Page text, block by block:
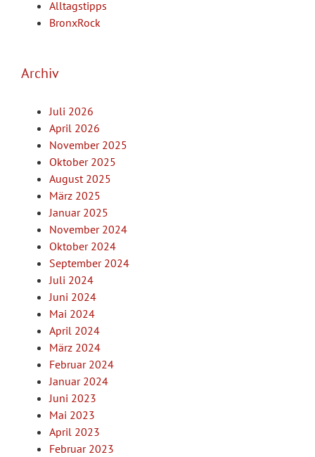
Alltagstipps
BronxRock
Archiv
Juli 2026
April 2026
November 2025
Oktober 2025
August 2025
März 2025
Januar 2025
November 2024
Oktober 2024
September 2024
Juli 2024
Juni 2024
Mai 2024
April 2024
März 2024
Februar 2024
Januar 2024
Juni 2023
Mai 2023
April 2023
Februar 2023